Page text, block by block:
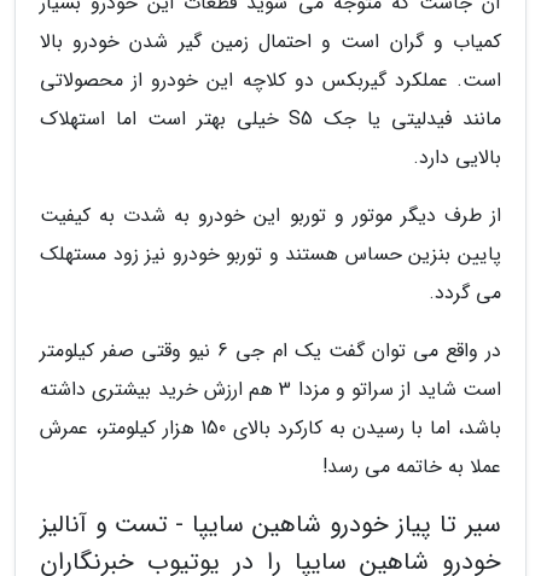
کمیاب و گران است و احتمال زمین گیر شدن خودرو بالا
است. عملکرد گیربکس دو کلاچه این خودرو از محصولاتی
مانند فیدلیتی یا جک S5 خیلی بهتر است اما استهلاک
بالایی دارد.
از طرف دیگر موتور و توربو این خودرو به شدت به کیفیت
پایین بنزین حساس هستند و توربو خودرو نیز زود مستهلک
می گردد.
در واقع می توان گفت یک ام جی 6 نیو وقتی صفر کیلومتر
است شاید از سراتو و مزدا 3 هم ارزش خرید بیشتری داشته
باشد، اما با رسیدن به کارکرد بالای 150 هزار کیلومتر، عمرش
عملا به خاتمه می رسد!
سیر تا پیاز خودرو شاهین سایپا - تست و آنالیز
خودرو شاهین سایپا را در یوتیوب خبرنگاران